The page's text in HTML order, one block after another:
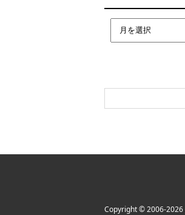
Copyright © 2006-2026